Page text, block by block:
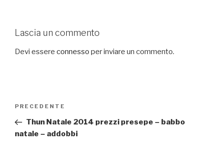
Lascia un commento
Devi essere connesso per inviare un commento.
Navigazione
Articolo
precedente:
PRECEDENTE
Thun Natale 2014 prezzi presepe – babbo
natale – addobbi